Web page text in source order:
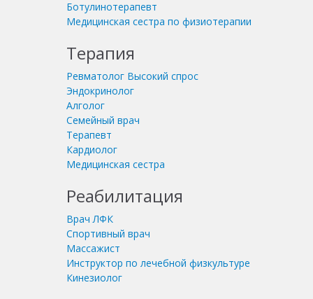
Ботулинотерапевт
Медицинская сестра по физиотерапии
Терапия
Ревматолог Высокий спрос
Эндокринолог
Алголог
Семейный врач
Терапевт
Кардиолог
Медицинская сестра
Реабилитация
Врач ЛФК
Спортивный врач
Массажист
Инструктор по лечебной физкультуре
Кинезиолог